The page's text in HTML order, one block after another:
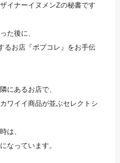
イナーイヌメンZの秘書です
た後に、
るお店『ポプコレ』をお手伝
にあるお店で、
ワイイ商品が並ぶセレクトシ
は、
なっています。